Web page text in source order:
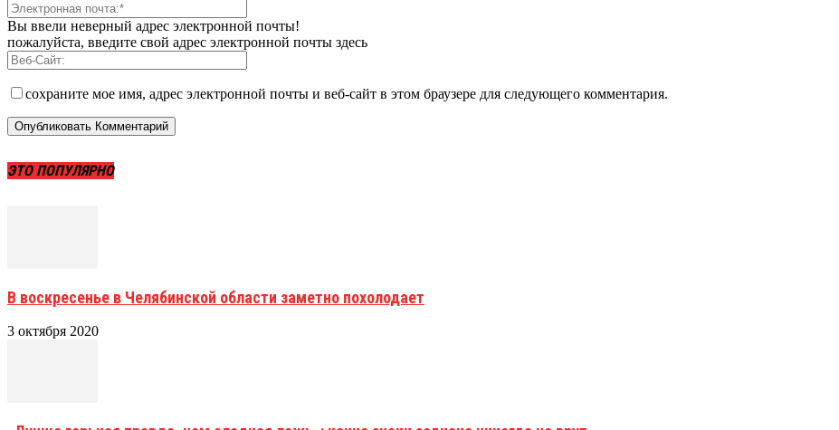
Вы ввели неверный адрес электронной почты!
пожалуйста, введите свой адрес электронной почты здесь
сохраните мое имя, адрес электронной почты и веб-сайт в этом браузере для следующего комментария.
ЭТО ПОПУЛЯРНО
В воскресенье в Челябинской области заметно похолодает
3 октября 2020